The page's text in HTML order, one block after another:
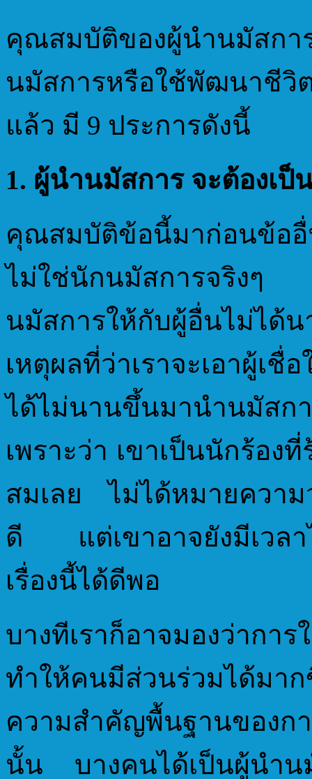
คุณสมบัติของผู้นำนมัสกา
นมัสการหรือใช้พัฒนาชีวิ
แล้ว มี 9 ประการดังนี้
1. ผู้นำนมัสการ จะต้องเ
คุณสมบัติข้อนี้มาก่อนข้ออื่
ไม่ใช่นักนมัสการจริงๆ
นมัสการให้กับผู้อื่นไม่
เหตุผลที่ว่าเราจะเอาผู้เชื่
ได้ไม่นานขึ้นมานำนมัสก
เพราะว่า เขาเป็นนักร้องที่
สมเลย ไม่ได้หมายความ
ดี แต่เขาอาจยังมีเวลา
เรื่องนี้ได้ดีพอ
บางทีเราก็อาจมองว่ากา
ทำให้คนมีส่วนร่วมได้
ความสำคัญพื้นฐานของก
นั้น บางคนได้เป็นผู้นำนมั